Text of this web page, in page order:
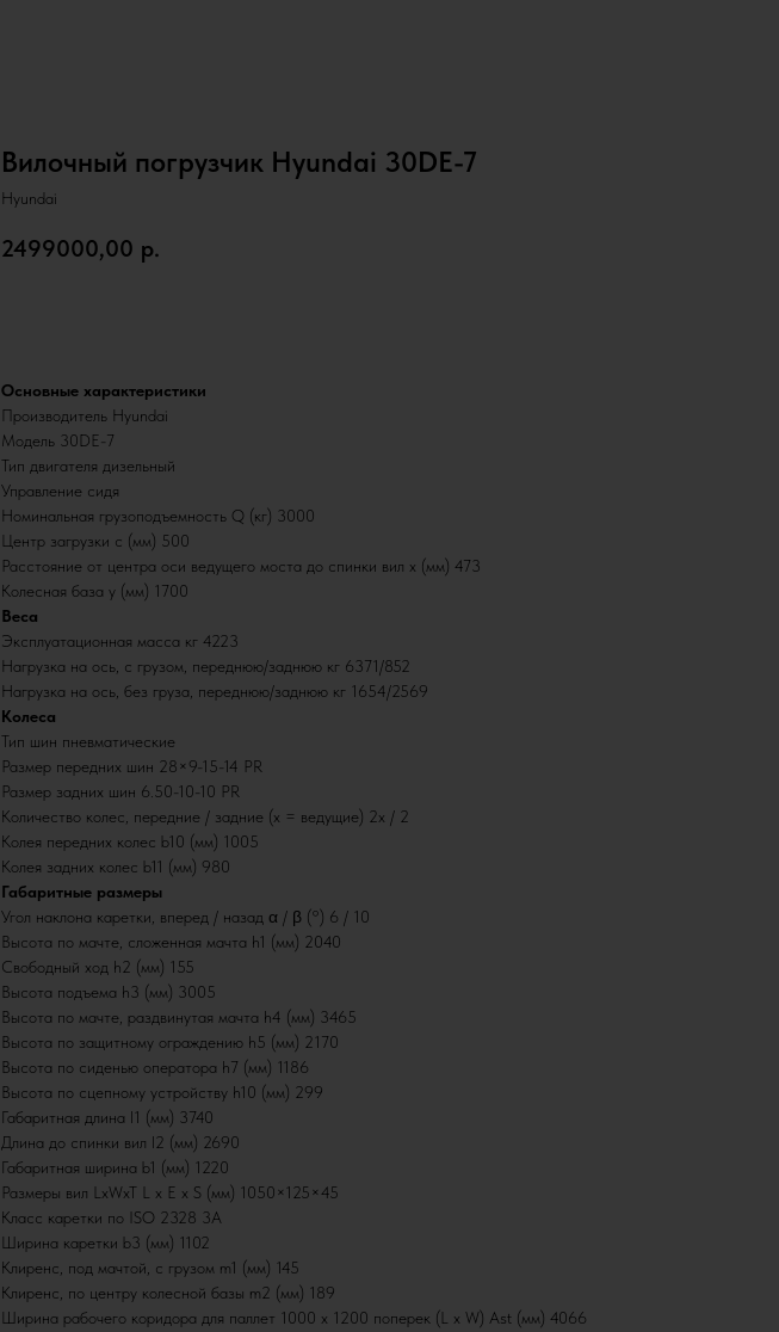
Вилочный погрузчик Hyundai 30DE-7
Hyundai
2499000,00 р.
Основные характеристики
Производитель Hyundai
Модель 30DE-7
Тип двигателя дизельный
Управление сидя
Номинальная грузоподъемность Q (кг) 3000
Центр загрузки c (мм) 500
Расстояние от центра оси ведущего моста до спинки вил x (мм) 473
Колесная база y (мм) 1700
Веса
Эксплуатационная масса кг 4223
Нагрузка на ось, с грузом, переднюю/заднюю кг 6371/852
Нагрузка на ось, без груза, переднюю/заднюю кг 1654/2569
Колеса
Тип шин пневматические
Размер передних шин 28×9-15-14 PR
Размер задних шин 6.50-10-10 PR
Количество колес, передние / задние (x = ведущие) 2x / 2
Колея передних колес b10 (мм) 1005
Колея задних колес b11 (мм) 980
Габаритные размеры
Угол наклона каретки, вперед / назад α / β (°) 6 / 10
Высота по мачте, сложенная мачта h1 (мм) 2040
Свободный ход h2 (мм) 155
Высота подъема h3 (мм) 3005
Высота по мачте, раздвинутая мачта h4 (мм) 3465
Высота по защитному ограждению h5 (мм) 2170
Высота по сиденью оператора h7 (мм) 1186
Высота по сцепному устройству h10 (мм) 299
Габаритная длина l1 (мм) 3740
Длина до спинки вил l2 (мм) 2690
Габаритная ширина b1 (мм) 1220
Размеры вил LxWxT L x E x S (мм) 1050×125×45
Класс каретки по ISO 2328 3A
Ширина каретки b3 (мм) 1102
Клиренс, под мачтой, с грузом m1 (мм) 145
Клиренс, по центру колесной базы m2 (мм) 189
Ширина рабочего коридора для паллет 1000 х 1200 поперек (L x W) Ast (мм) 4066